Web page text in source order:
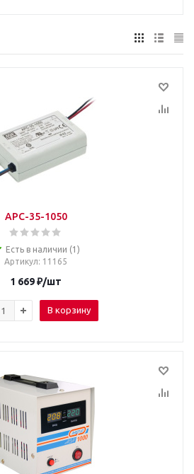
APC-35-1050
Есть в наличии (1)
Артикул: 11165
1 669₽/шт
В корзину